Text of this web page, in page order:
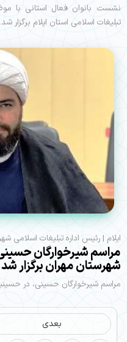
نشست بانوان فعال استانی با
تبلیغات اسلامی استان ایلام برگزار شد.
ایلام | رئیس اداره تبلیغات اسلامی
مراسم شیرخوارگان
شهرستان مهران برگزار شد
مراسم شیرخوارگان حسینی، در
بعدی